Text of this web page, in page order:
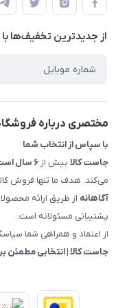
هماهنگی"
حساب کاربری
تماس با ما
پرسش های شما
شرایط و ضوابط گارانتی
روش های بازگرداندن کالا
از جدید‌ترین تخفیف‌ها
مختصری درباره
با سپاس از انتخاب شما
جاست کالا بیش از ۶ سال است
می‌کند. هدف ما تنها فروش
آگاهانه از طریق ارائه
پشتیبانی مسئولانه است.
از اعتماد و همراهی شما
جاست کالا | انتخابی مطمئن